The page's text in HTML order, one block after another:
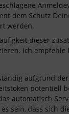
dem Schutz
werden.
dieser
Ich empfehle
aufgrund
potentiell
automatisch
sein, dass sich